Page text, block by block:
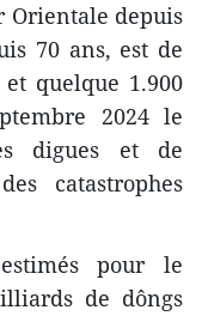
Orientale depuis
70 ans, est de
quelque 1.900
2024 le
digues et de
catastrophes
pour le
de dôngs